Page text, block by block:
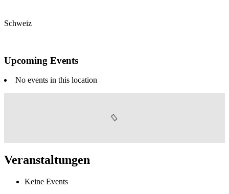
Schweiz
Upcoming Events
No events in this location
Veranstaltungen
Keine Events